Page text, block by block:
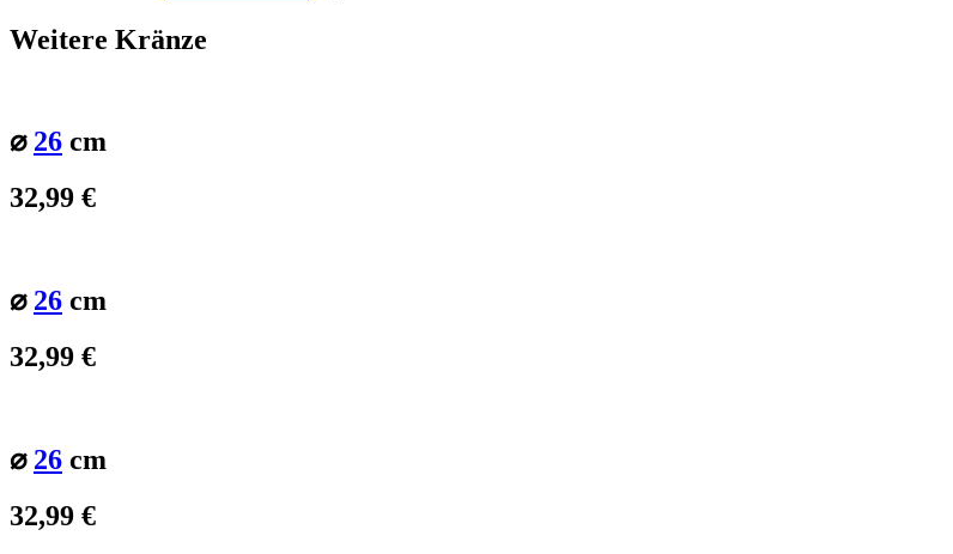
Weitere Kränze
⌀ 26 cm
32,99 €
⌀ 26 cm
32,99 €
⌀ 26 cm
32,99 €